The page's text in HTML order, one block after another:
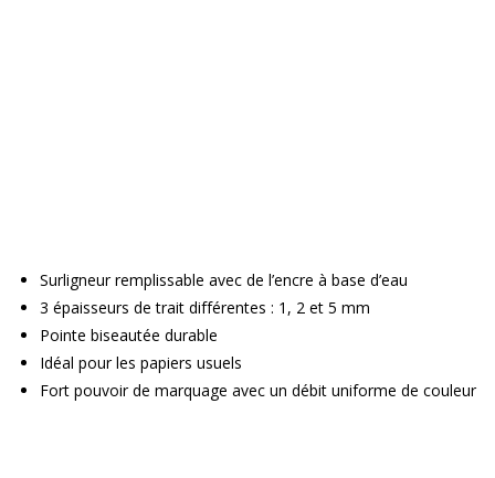
Surligneur remplissable avec de l’encre à base d’eau
3 épaisseurs de trait différentes : 1, 2 et 5 mm
Pointe biseautée durable
Idéal pour les papiers usuels
Fort pouvoir de marquage avec un débit uniforme de couleur